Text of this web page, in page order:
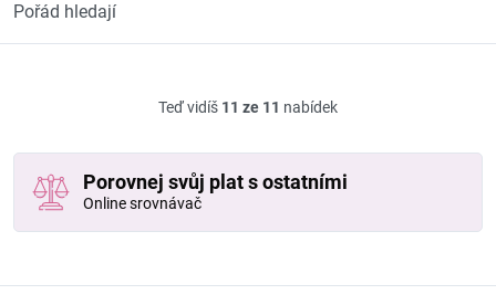
Pořád hledají
Teď vidíš 11 ze 11 nabídek
Porovnej svůj plat s ostatními
Online srovnávač